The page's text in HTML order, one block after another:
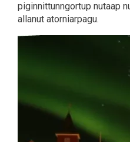
piginnittunngortup nutaap
allanut atorniarpagu.